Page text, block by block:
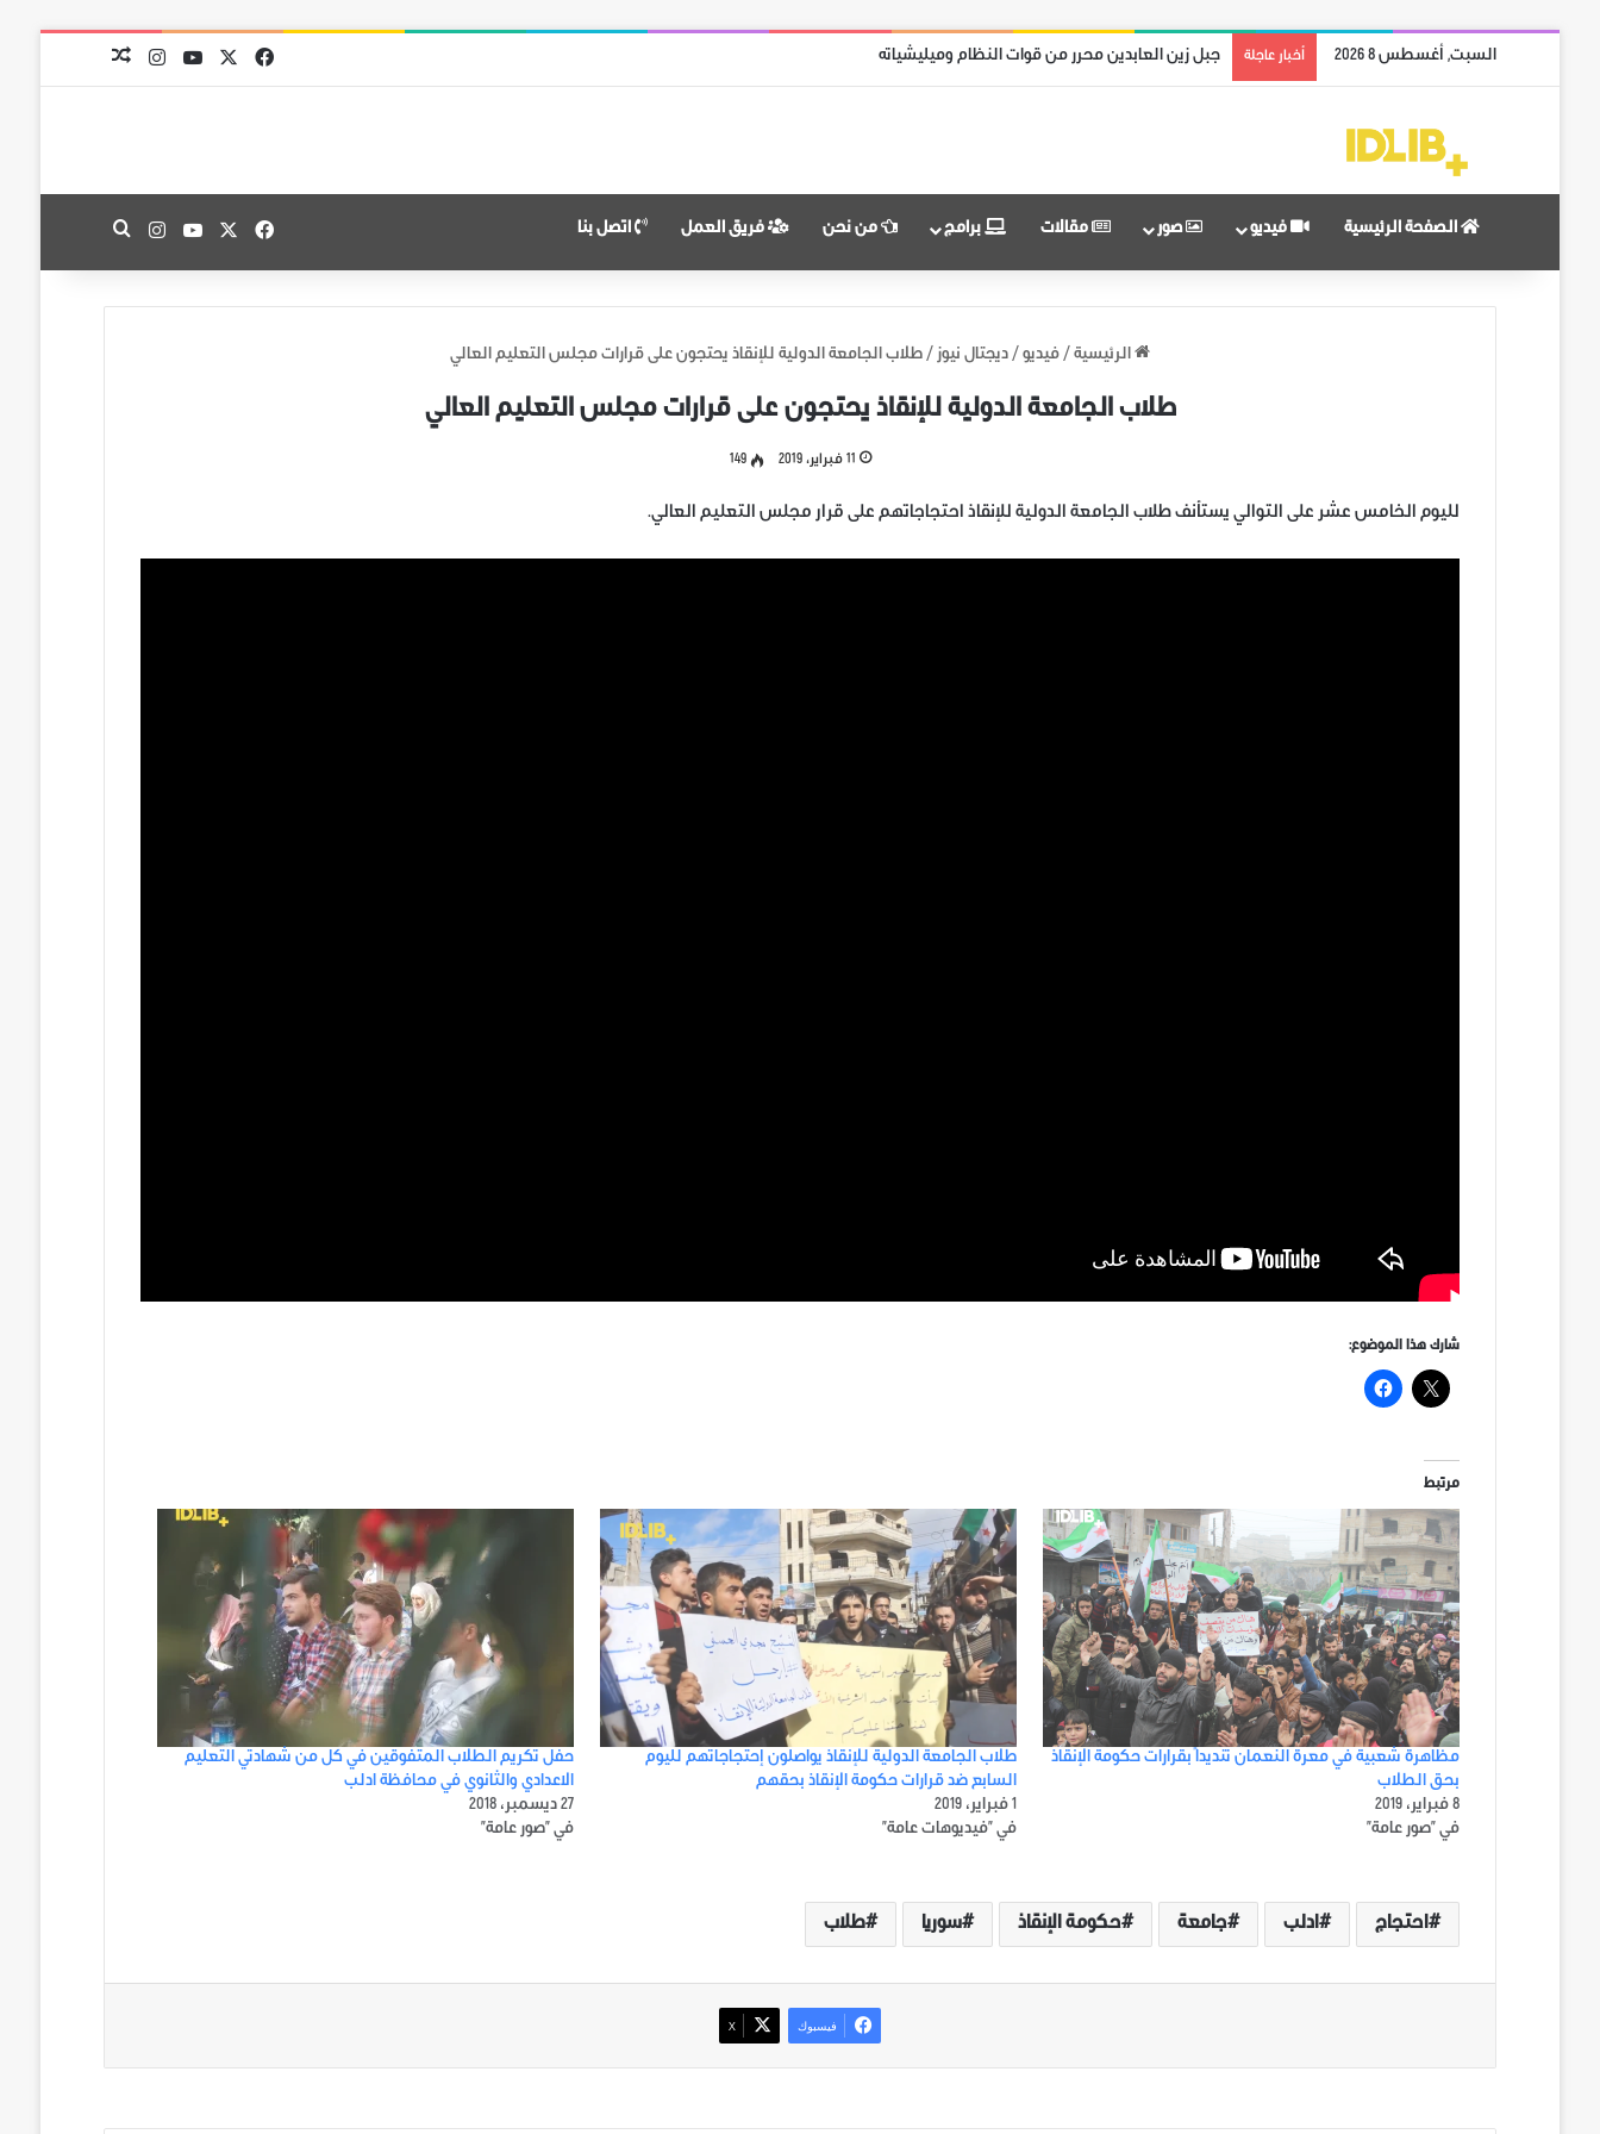
السبت, أغسطس 8 2026 أخبار عاجلة جبل زين العابدين محرر من قوات النظام وميليشياته فيسبوك
‫X
‫YouTubeانستقراممقال عشوائي
الصفحة الرئيسية فيديو صور مقالات برامج من نحن فريق العمل اتصل بنا فيسبوك
‫X
‫YouTubeانستقرامبحث عن
الرئيسية / فيديو / ديجتال نيوز / طلاب الجامعة الدولية للإنقاذ يحتجون على قرارات مجلس التعليم العالي
طلاب الجامعة الدولية للإنقاذ يحتجون على قرارات مجلس التعليم العالي
11 فبراير، 2019 149
لليوم الخامس عشر على التوالي يستأنف طلاب الجامعة الدولية للإنقاذ احتجاجاتهم على قرار مجلس التعليم العالي.
شارك هذا الموضوع:
مرتبط
مظاهرة شعبية في معرة النعمان تنديداً بقرارات حكومة الإنقاذ
بحق الطلاب
8 فبراير، 2019
في "صور عامة"
طلاب الجامعة الدولية للإنقاذ يواصلون إحتجاجاتهم لليوم
السابع ضد قرارات حكومة الإنقاذ بحقهم
1 فبراير، 2019
في "فيديوهات عامة"
حفل تكريم الطلاب المتفوقين في كل من شهادتي التعليم
الاعدادي والثانوي في محافظة ادلب
27 ديسمبر، 2018
في "صور عامة"
احتجاج ادلب جامعة حكومة الإنقاذ سوريا طلاب
فيسبوك ‫X